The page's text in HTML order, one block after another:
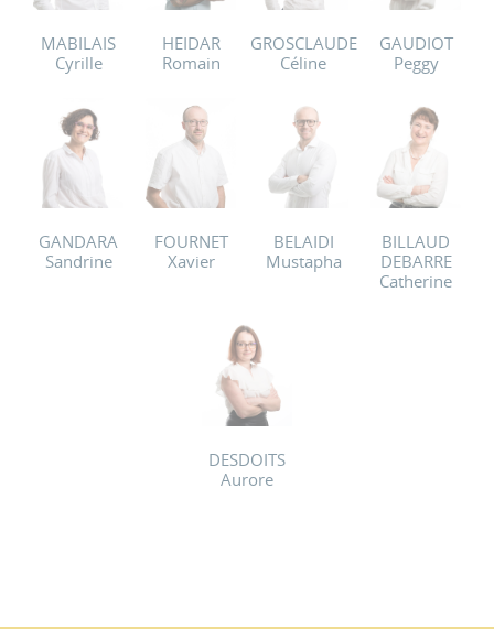
MABILAIS
Cyrille
HEIDAR
Romain
GROSCLAUDE
Céline
GAUDIOT
Peggy
GANDARA
Sandrine
FOURNET
Xavier
BELAIDI
Mustapha
BILLAUD
DEBARRE
Catherine
DESDOITS
Aurore